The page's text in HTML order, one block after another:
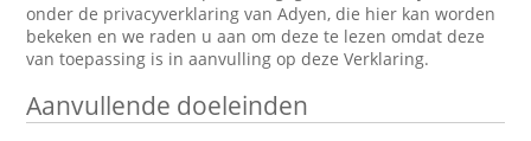
onder de privacyverklaring van Adyen, die hier kan worden
bekeken en we raden u aan om deze te lezen omdat deze
van toepassing is in aanvulling op deze Verklaring.
Aanvullende doeleinden